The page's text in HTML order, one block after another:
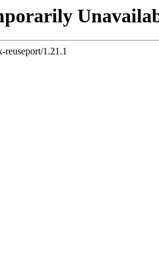
reuseport/1.21.1